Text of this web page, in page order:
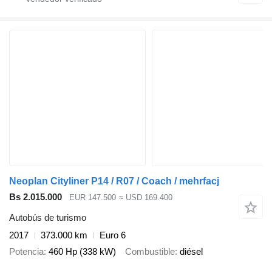
Neoplan Cityliner P14 / R07 / Coach / mehrfacj
Bs 2.015.000
EUR 147.500 ≈ USD 169.400
Autobús de turismo
2017
373.000 km
Euro 6
Potencia 460 Hp (338 kW) Combustible diésel